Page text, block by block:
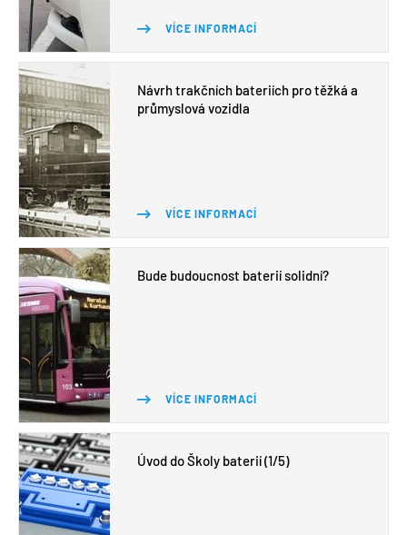
VÍCE INFORMACÍ
Návrh trakčních bateriích pro těžká a
průmyslová vozidla
VÍCE INFORMACÍ
Bude budoucnost baterií solidní?
VÍCE INFORMACÍ
Úvod do Školy baterií (1/5)